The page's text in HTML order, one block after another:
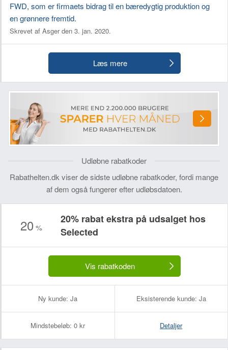
FWD, som er firmaets bidrag til en bæredygtig produktion og
en grønnere fremtid.
Skrevet af Asger den 3. jan. 2020.
Læs mere
Udløbne rabatkoder
Rabathelten.dk viser de sidste udløbne rabatkoder, fordi mange
af dem også fungerer efter udløbsdatoen.
20 %
20% rabat ekstra på udsalget hos
Selected
Vis rabatkoden
Ny kunde: Ja Eksisterende kunde: Ja
Mindstebeløb: 0 kr Detaljer